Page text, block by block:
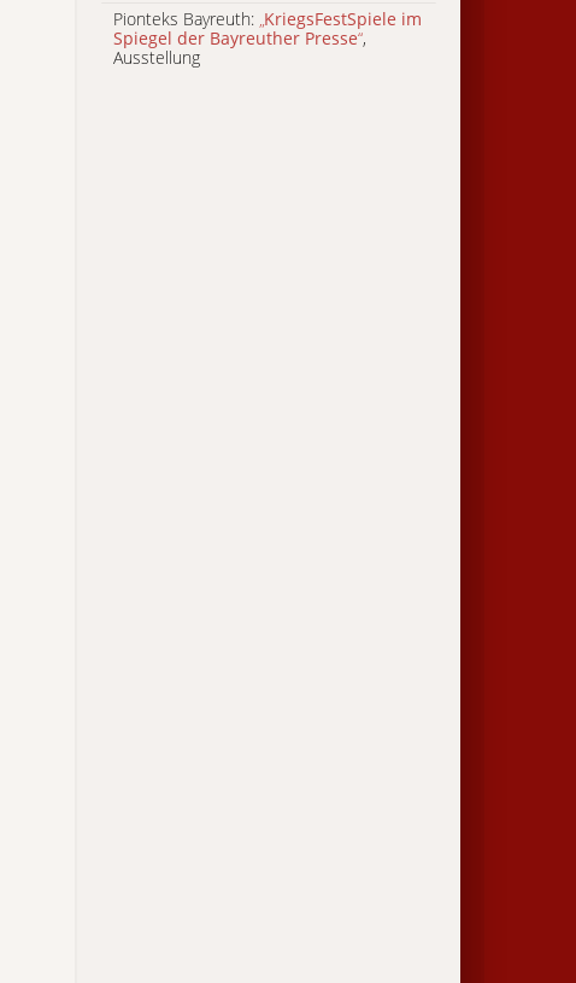
Pionteks Bayreuth: „KriegsFestSpiele im
Spiegel der Bayreuther Presse“,
Ausstellung